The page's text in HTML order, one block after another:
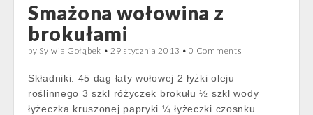
Smażona wołowina z
brokułami
by Sylwia Gołąbek •29 stycznia 2013 •0 Comments
Składniki: 45 dag łaty wołowej 2 łyżki oleju
roślinnego 3 szkl różyczek brokułu ½ szkl wody
łyżeczka kruszonej papryki ¼ łyżeczki czosnku